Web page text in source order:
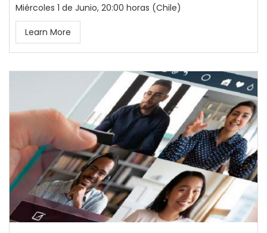
Miércoles 1 de Junio, 20:00 horas (Chile)
Learn More